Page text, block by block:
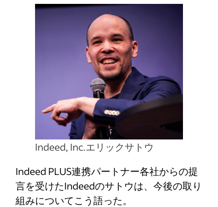
Indeed, Inc.エリックサトウ
Indeed PLUS連携パートナー各社からの提
言を受けたIndeedのサトウは、今後の取り
組みについてこう語った。